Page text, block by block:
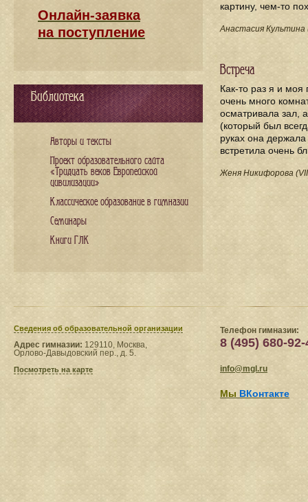
картину, чем-то
Анастасия Культина
Встреча
Как-то раз я и
очень много
осматривала зал,
(который был
руках она держала
встретила очень
Женя Никифорова (VII
Онлайн-заявка
на поступление
Библиотека
Авторы и тексты
Проект образовательного сайта
«Тридцать веков Европейской
цивилизации»
Классическое образование в гимназии
Семинары
Книги ГЛК
Сведения​ об образовательной организации
Адрес гимназии: 129110, Москва,
Орлово-Давыдовский пер., д. 5.
Посмотреть на карте
Телефон гимназии:
8 (495) 680-92-
info@mgl.ru
Мы ВКонтакте